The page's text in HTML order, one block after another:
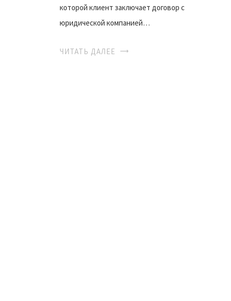
которой клиент заключает договор с
юридической компанией…
ЧИТАТЬ ДАЛЕЕ